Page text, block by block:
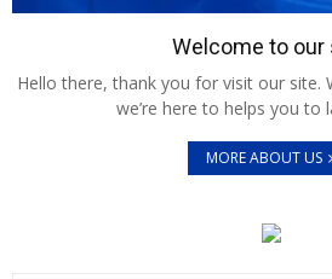
Welcome to our
Hello there, thank you for visit our site.
we’re here to helps you to
MORE ABOUT US